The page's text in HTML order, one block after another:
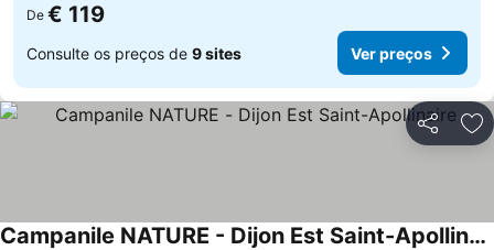
De € 119
Consulte os preços de 9 sites Ver preços
Partilhar
Campanile NATURE - Dijon Est Saint-Apollinaire